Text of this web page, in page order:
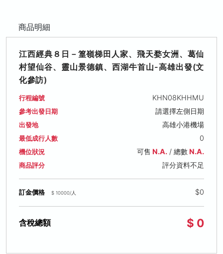
商品明細
江西經典８日－篁嶺梯田人家、飛天婺女洲、葛仙
村望仙谷、靈山景德鎮、西湖牛首山-高雄出發(文
化參訪)
行程編號 KHN08KHHMU
參考出發日期 請選擇左側日期
出發地 高雄小港機場
最低成行人數 0
機位狀況 可售 N.A./ 總數N.A.
商品評分 評分資料不足
訂金價格 $ 10000/人 $0
含稅總額 $ 0